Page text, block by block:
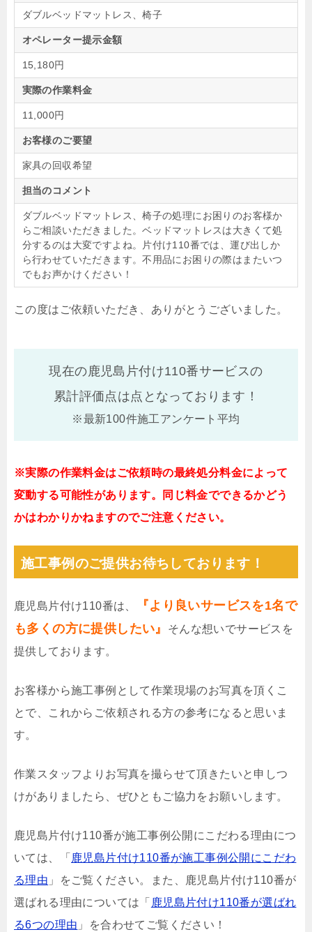
ダブルベッドマットレス、椅子
オペレーター提示金額
15,180円
実際の作業料金
11,000円
お客様のご要望
家具の回収希望
担当のコメント
ダブルベッドマットレス、椅子の処理にお困りのお客様か
らご相談いただきました。ベッドマットレスは大きくて処
分するのは大変ですよね。片付け110番では、運び出しか
ら行わせていただきます。不用品にお困りの際はまたいつ
でもお声かけください！
この度はご依頼いただき、ありがとうございました。
現在の鹿児島片付け110番サービスの
累計評価点は点となっております！
※最新100件施工アンケート平均
※実際の作業料金はご依頼時の最終処分料金によって
変動する可能性があります。同じ料金でできるかどう
かはわかりかねますのでご注意ください。
施工事例のご提供お待ちしております！
鹿児島片付け110番は、
『より良いサービスを1名で
も多くの方に提供したい』
そんな想いでサービスを
提供しております。
お客様から施工事例として作業現場のお写真を頂くこ
とで、これからご依頼される方の参考になると思いま
す。
作業スタッフよりお写真を撮らせて頂きたいと申しつ
けがありましたら、ぜひともご協力をお願いします。
鹿児島片付け110番が施工事例公開にこだわる理由につ
いては、「 鹿児島片付け110番が施工事例公開にこだわ
る理由 」をご覧ください。また、鹿児島片付け110番が
選ばれる理由については「 鹿児島片付け110番が選ばれ
る6つの理由 」を合わせてご覧ください！